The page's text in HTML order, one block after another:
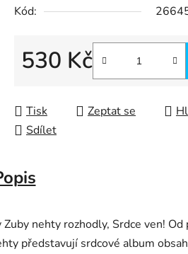
Kód:
530 Kč
Tisk Zeptat se
Sdílet
nehty rozhodly, Srdce ven!
představují srdcové album